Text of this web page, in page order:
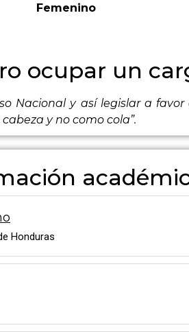
Femenino
ocupar un
Nacional y así legislar a
y no como cola”.
Honduras